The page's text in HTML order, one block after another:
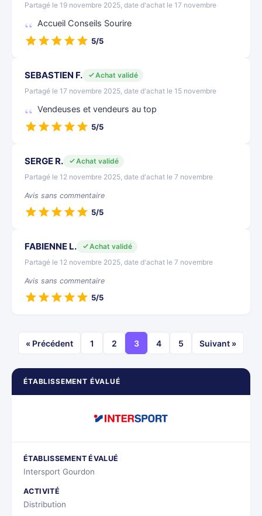
ÉTABLISSEMENT ÉVALUÉ
ÉTABLISSEMENT ÉVALUÉ
Intersport Gourdon
ACTIVITÉ
Distribution
Partagé le 19 novembre 2025, date d'achat le 17 novembre
Accueil Conseils Sourire
5/5
SEBASTIEN F.
Achat validé
Partagé le 17 novembre 2025, date d'achat le 15 novembre
Vendeuses et vendeurs au top
5/5
SERGE R.
Achat validé
Partagé le 12 novembre 2025, date d'achat le 7 novembre
Avis sans commentaire
5/5
FABIENNE L.
Achat validé
Partagé le 12 novembre 2025, date d'achat le 7 novembre
Avis sans commentaire
5/5
« Précédent 1 2 3 4 5 Suivant »